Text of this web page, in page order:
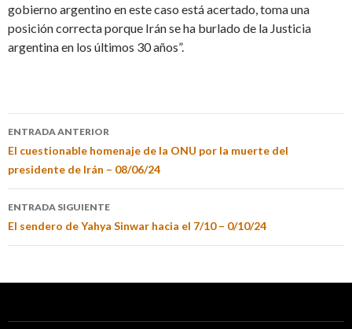
gobierno argentino en este caso está acertado, toma una
posición correcta porque Irán se ha burlado de la Justicia
argentina en los últimos 30 años”.
ENTRADA ANTERIOR
El cuestionable homenaje de la ONU por la muerte del
presidente de Irán – 08/06/24
ENTRADA SIGUIENTE
El sendero de Yahya Sinwar hacia el 7/10 – 0/10/24